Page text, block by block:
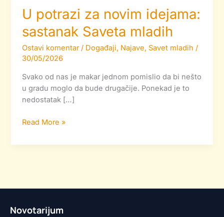
U potrazi za novim idejama:
sastanak Saveta mladih
Ostavi komentar / Događaji, Najave, Savet mladih /
30/05/2026
Svako od nas je makar jednom pomislio da bi nešto
u gradu moglo da bude drugačije. Ponekad je to
nedostatak […]
Read More »
Novotarijum